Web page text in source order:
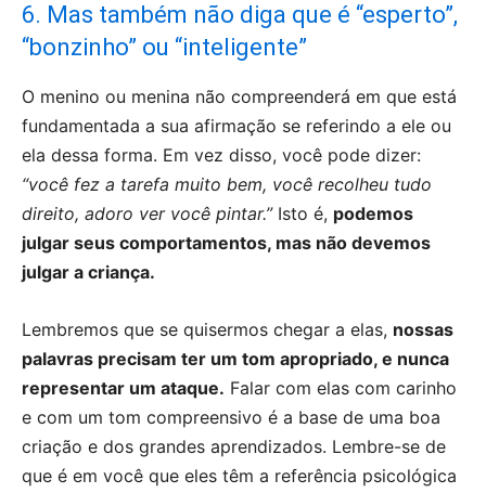
6. Mas também não diga que é “esperto”,
“bonzinho” ou “inteligente”
O menino ou menina não compreenderá em que está
fundamentada a sua afirmação se referindo a ele ou
ela dessa forma. Em vez disso, você pode dizer:
“você fez a tarefa muito bem, você recolheu tudo
direito, adoro ver você pintar.”Isto é, podemos
julgar seus comportamentos, mas não devemos
julgar a criança.
Lembremos que se quisermos chegar a elas, nossas
palavras precisam ter um tom apropriado, e nunca
representar um ataque. Falar com elas com carinho
e com um tom compreensivo é a base de uma boa
criação e dos grandes aprendizados. Lembre-se de
que é em você que eles têm a referência psicológica